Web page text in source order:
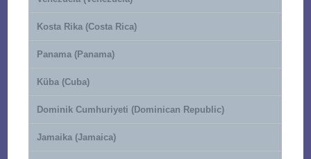
Kosta Rika (Costa Rica)
Panama (Panama)
Küba (Cuba)
Dominik Cumhuriyeti (Dominican Republic)
Jamaika (Jamaica)